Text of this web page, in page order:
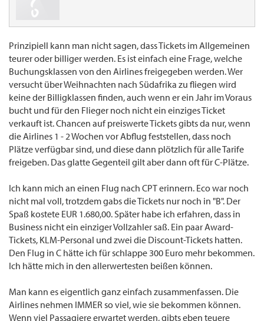
Prinzipiell kann man nicht sagen, dass Tickets im Allgemeinen
teurer oder billiger werden. Es ist einfach eine Frage, welche
Buchungsklassen von den Airlines freigegeben werden. Wer
versucht über Weihnachten nach Südafrika zu fliegen wird
keine der Billigklassen finden, auch wenn er ein Jahr im Voraus
bucht und für den Flieger noch nicht ein einziges Ticket
verkauft ist. Chancen auf preiswerte Tickets gibts da nur, wenn
die Airlines 1 - 2 Wochen vor Abflug feststellen, dass noch
Plätze verfügbar sind, und diese dann plötzlich für alle Tarife
freigeben. Das glatte Gegenteil gilt aber dann oft für C-Plätze.
Ich kann mich an einen Flug nach CPT erinnern. Eco war noch
nicht mal voll, trotzdem gabs die Tickets nur noch in "B". Der
Spaß kostete EUR 1.680,00. Später habe ich erfahren, dass in
Business nicht ein einziger Vollzahler saß. Ein paar Award-
Tickets, KLM-Personal und zwei die Discount-Tickets hatten.
Den Flug in C hätte ich für schlappe 300 Euro mehr bekommen.
Ich hätte mich in den allerwertesten beißen können.
Man kann es eigentlich ganz einfach zusammenfassen. Die
Airlines nehmen IMMER so viel, wie sie bekommen können.
Wenn viel Passagiere erwartet werden, gibts eben teuere